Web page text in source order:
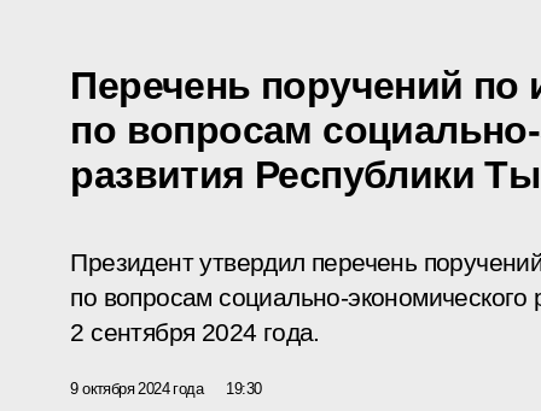
Перечень поручений по
по вопросам
развития Республики
Президент утвердил перечень
по вопросам социально-экономического
2 сентября 2024 года.
9 октября 2024 года 19:30